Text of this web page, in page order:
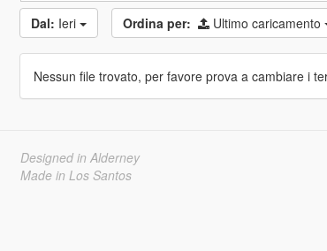
Dal: Ieri Ordina per: Ultimo caricamento
Nessun file trovato, per favore prova a cambiare i
Designed in Alderney
Made in Los Santos